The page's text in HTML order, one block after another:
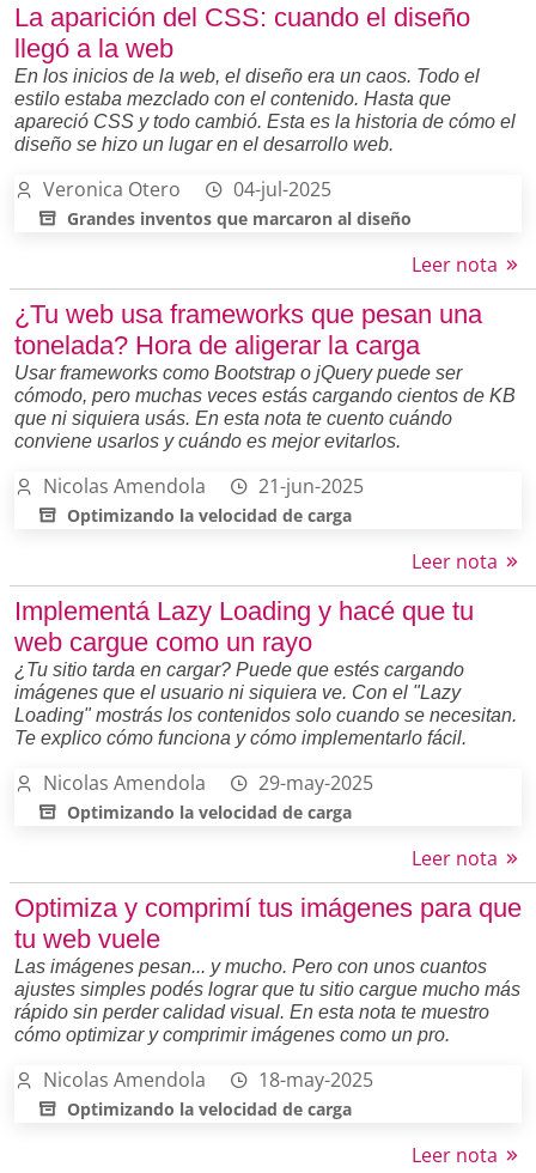
La aparición del CSS: cuando el diseño
llegó a la web
En los inicios de la web, el diseño era un caos. Todo el
estilo estaba mezclado con el contenido. Hasta que
apareció CSS y todo cambió. Esta es la historia de cómo el
diseño se hizo un lugar en el desarrollo web.
Veronica Otero 04-jul-2025
Grandes inventos que marcaron al diseño
Leer nota
¿Tu web usa frameworks que pesan una
tonelada? Hora de aligerar la carga
Usar frameworks como Bootstrap o jQuery puede ser
cómodo, pero muchas veces estás cargando cientos de KB
que ni siquiera usás. En esta nota te cuento cuándo
conviene usarlos y cuándo es mejor evitarlos.
Nicolas Amendola 21-jun-2025
Optimizando la velocidad de carga
Leer nota
Implementá Lazy Loading y hacé que tu
web cargue como un rayo
¿Tu sitio tarda en cargar? Puede que estés cargando
imágenes que el usuario ni siquiera ve. Con el "Lazy
Loading" mostrás los contenidos solo cuando se necesitan.
Te explico cómo funciona y cómo implementarlo fácil.
Nicolas Amendola 29-may-2025
Optimizando la velocidad de carga
Leer nota
Optimiza y comprimí tus imágenes para que
tu web vuele
Las imágenes pesan... y mucho. Pero con unos cuantos
ajustes simples podés lograr que tu sitio cargue mucho más
rápido sin perder calidad visual. En esta nota te muestro
cómo optimizar y comprimir imágenes como un pro.
Nicolas Amendola 18-may-2025
Optimizando la velocidad de carga
Leer nota